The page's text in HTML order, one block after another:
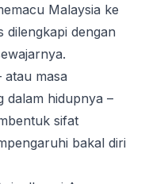
Malaysia ke
dilengkapi dengan
atau masa
dalam hidupnya –
sifat
bakal diri